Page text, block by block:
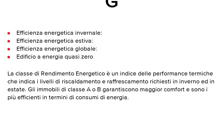
Efficienza energetica invernale:
Efficienza energetica estiva:
Efficienza energetica globale:
Edificio a energia quasi zero
La classe di Rendimento Energetico è un indice delle performance termiche
che indica i livelli di riscaldamento e raffrescamento richiesti in inverno ed in
estate. Gli immobili di classe A o B garantiscono maggior comfort e sono i
più efficienti in termini di consumi di energia.